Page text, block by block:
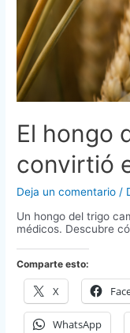
El hongo
convirtió
Deja un comentario /
Un hongo del trigo
médicos. Descubre
Comparte esto:
X
WhatsApp